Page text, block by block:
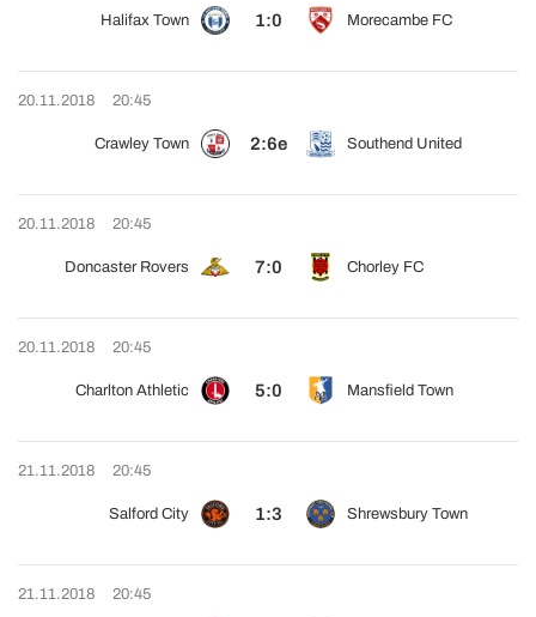
Halifax Town 1:0 Morecambe FC
20.11.2018 20:45
Crawley Town 2:6e Southend United
20.11.2018 20:45
Doncaster Rovers 7:0 Chorley FC
20.11.2018 20:45
Charlton Athletic 5:0 Mansfield Town
21.11.2018 20:45
Salford City 1:3 Shrewsbury Town
21.11.2018 20:45